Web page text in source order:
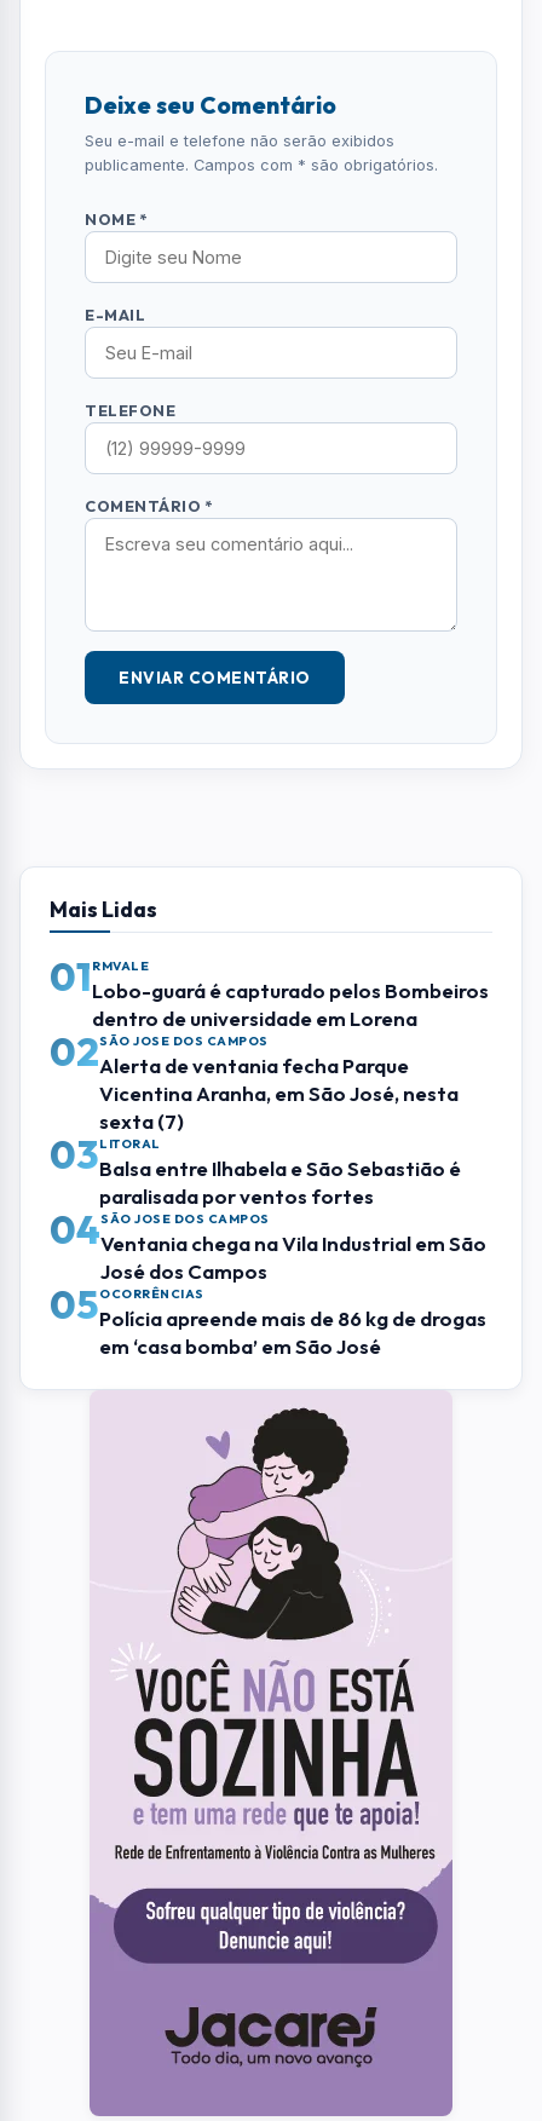
Deixe seu Comentário
Seu e-mail e telefone não serão exibidos
publicamente. Campos com * são obrigatórios.
NOME *
E-MAIL
TELEFONE
COMENTÁRIO *
ENVIAR COMENTÁRIO
Mais Lidas
01 RMVALE
Lobo-guará é capturado pelos Bombeiros
dentro de universidade em Lorena
02SÃO JOSE DOS CAMPOS
Alerta de ventania fecha Parque
Vicentina Aranha, em São José, nesta
sexta (7)
03LITORAL
Balsa entre Ilhabela e São Sebastião é
paralisada por ventos fortes
04SÃO JOSE DOS CAMPOS
Ventania chega na Vila Industrial em São
José dos Campos
05OCORRÊNCIAS
Polícia apreende mais de 86 kg de drogas
em ‘casa bomba’ em São José